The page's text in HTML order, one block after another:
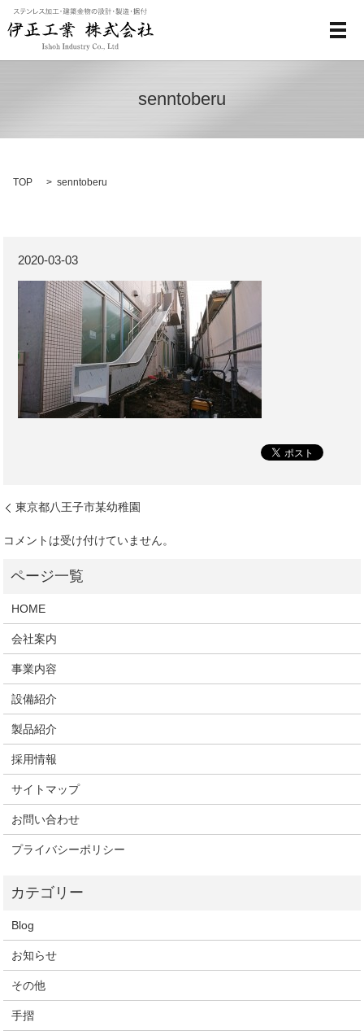
メ
senntoberu
TOP senntoberu
2020-03-03
東京都八王子市某幼稚園
コメントは受け付けていません。
HOME
会社案内
事業内容
設備紹介
製品紹介
採用情報
サイトマップ
お問い合わせ
プライバシーポリシー
Blog
お知らせ
その他
手摺